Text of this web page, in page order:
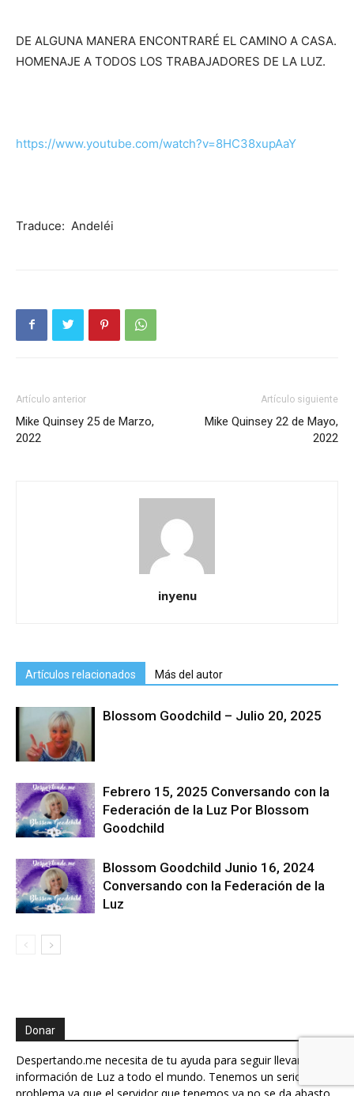
DE ALGUNA MANERA ENCONTRARÉ EL CAMINO A CASA.
HOMENAJE A TODOS LOS TRABAJADORES DE LA LUZ.
https://www.youtube.com/watch?v=8HC38xupAaY
Traduce: Andeléi
Artículo anterior
Mike Quinsey 25 de Marzo,
2022
Artículo siguiente
Mike Quinsey 22 de Mayo,
2022
inyenu
Artículos relacionados Más del autor
Blossom Goodchild – Julio 20, 2025
Febrero 15, 2025 Conversando con la
Federación de la Luz Por Blossom
Goodchild
Blossom Goodchild Junio 16, 2024
Conversando con la Federación de la
Luz
Donar
Despertando.me necesita de tu ayuda para seguir llevando
información de Luz a todo el mundo. Tenemos un serio